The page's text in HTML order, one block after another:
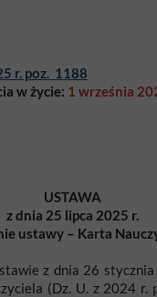
USTAWA
z dnia 25 lipca 2025 r.
ustawy – Karta
z dnia 26
(Dz. U. z 2024 r.
r. poz. 1188
w życie: 1 września